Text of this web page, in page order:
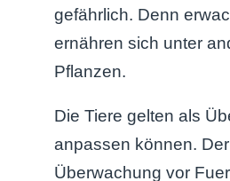
gefährlich. Denn
ernähren sich unter
Pflanzen.
Die Tiere gelten als
anpassen können.
Überwachung vor